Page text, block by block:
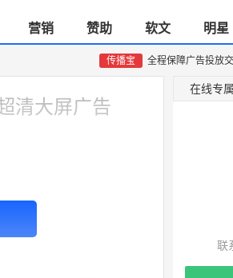
营销 赞助 软文 明星
传播宝 全程保障广告投放
清大屏广告
在线专
联